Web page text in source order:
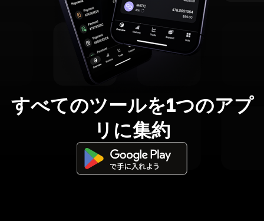
すべてのツールを1つのアプ
リに集約